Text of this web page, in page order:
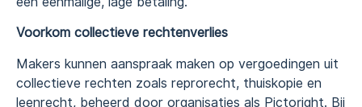
Voorkom collectieve rechtenverlies
Makers kunnen aanspraak maken op vergoedingen uit
collectieve rechten zoals reprorecht, thuiskopie en
leenrecht, beheerd door organisaties als Pictoright. Bij